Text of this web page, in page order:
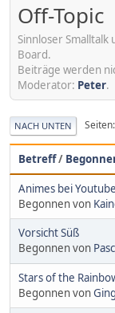
Off-Topic
Sinnloser
Board.
Beiträge werden
Moderator: Peter.
NACH UNTEN Seiten
Betreff/
Animes bei
Begonnen von
Vorsicht Süß
Begonnen von
Stars of the
Begonnen von